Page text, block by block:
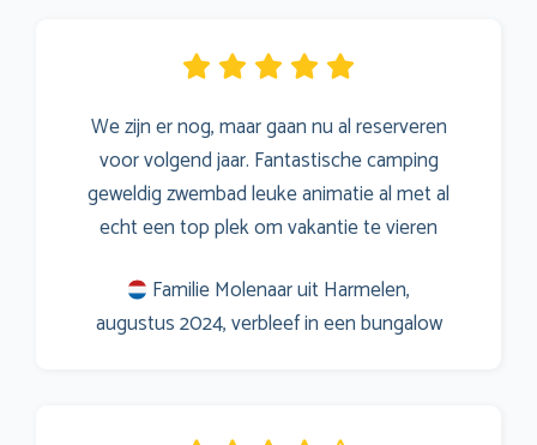
We zijn er nog, maar gaan nu al reserveren
voor volgend jaar. Fantastische camping
geweldig zwembad leuke animatie al met al
echt een top plek om vakantie te vieren
Familie Molenaar uit Harmelen,
augustus 2024, verbleef in een bungalow